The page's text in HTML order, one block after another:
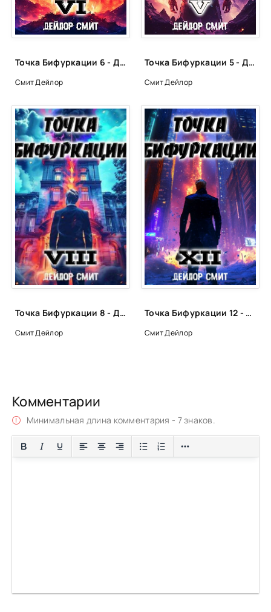
Точка Бифуркации 6 - Дейлор Смит
Смит Дейлор
Точка Бифуркации 5 - Дейлор Смит
Смит Дейлор
Точка Бифуркации 8 - Дейлор Смит
Смит Дейлор
Точка Бифуркации 12 - Дейлор Смит
Смит Дейлор
Комментарии
Минимальная длина комментария - 7 знаков.